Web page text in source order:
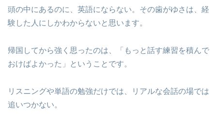
頭の中にあるのに、英語にならない。その歯がゆさは、経
験した人にしかわからないと思います。
帰国してから強く思ったのは、「もっと話す練習を積んで
おけばよかった」ということです。
リスニングや単語の勉強だけでは、リアルな会話の場では
追いつかない。